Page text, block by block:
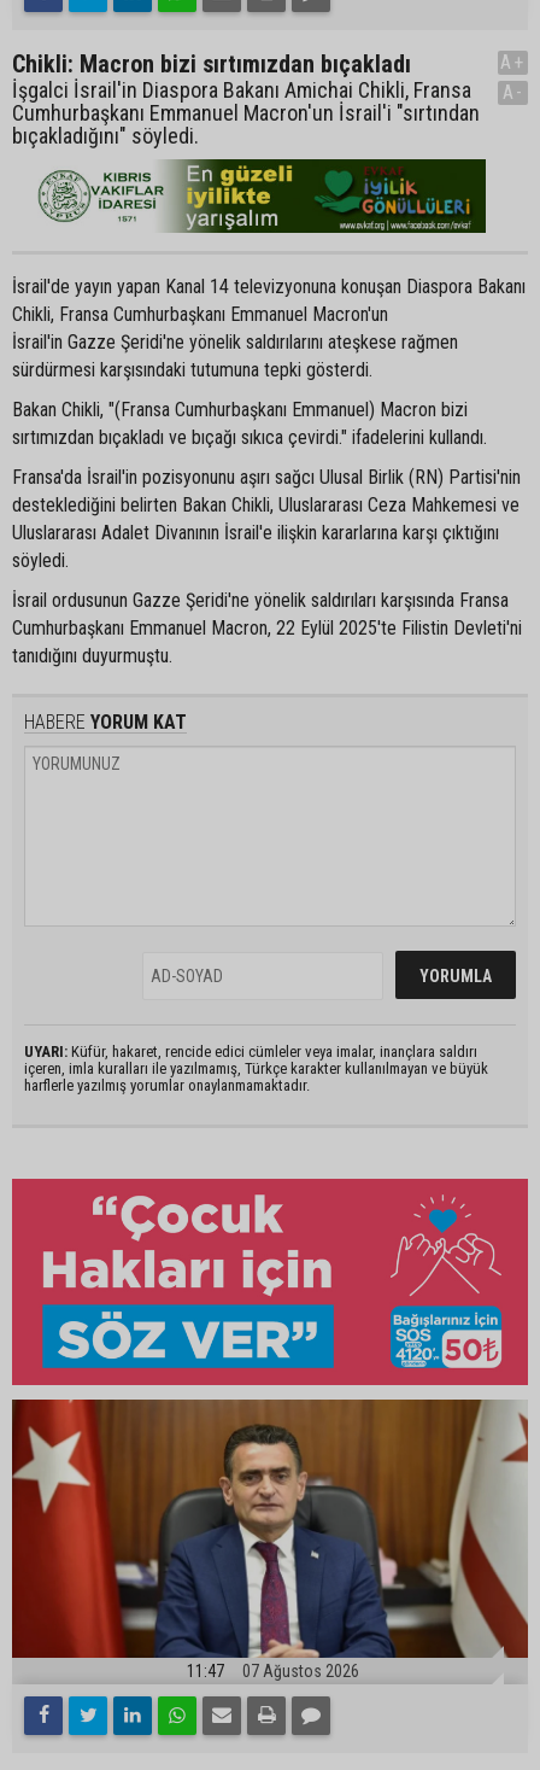
Chikli: Macron bizi sırtımızdan bıçakladı
İşgalci İsrail'in Diaspora Bakanı Amichai Chikli, Fransa
Cumhurbaşkanı Emmanuel Macron'un İsrail'i "sırtından
bıçakladığını" söyledi.
A+
A-
İsrail'de yayın yapan Kanal 14 televizyonuna konuşan Diaspora Bakanı
Chikli, Fransa Cumhurbaşkanı Emmanuel Macron'un
İsrail'in Gazze Şeridi'ne yönelik saldırılarını ateşkese rağmen
sürdürmesi karşısındaki tutumuna tepki gösterdi.
Bakan Chikli, "(Fransa Cumhurbaşkanı Emmanuel) Macron bizi
sırtımızdan bıçakladı ve bıçağı sıkıca çevirdi." ifadelerini kullandı.
Fransa'da İsrail'in pozisyonunu aşırı sağcı Ulusal Birlik (RN) Partisi'nin
desteklediğini belirten Bakan Chikli, Uluslararası Ceza Mahkemesi ve
Uluslararası Adalet Divanının İsrail'e ilişkin kararlarına karşı çıktığını
söyledi.
İsrail ordusunun Gazze Şeridi'ne yönelik saldırıları karşısında Fransa
Cumhurbaşkanı Emmanuel Macron, 22 Eylül 2025'te Filistin Devleti'ni
tanıdığını duyurmuştu.
HABERE YORUM KAT
UYARI: Küfür, hakaret, rencide edici cümleler veya imalar, inançlara saldırı
içeren, imla kuralları ile yazılmamış, Türkçe karakter kullanılmayan ve büyük
harflerle yazılmış yorumlar onaylanmamaktadır.
11:47 07 Ağustos 2026